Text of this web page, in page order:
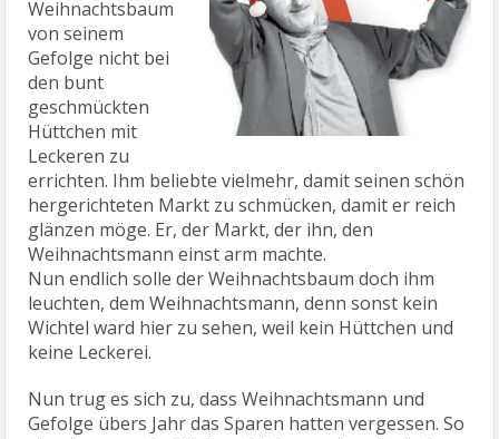
Weihnachtsbaum
von seinem
Gefolge nicht bei
den bunt
geschmückten
Hüttchen mit
Leckeren zu
errichten. Ihm beliebte vielmehr, damit seinen schön
hergerichteten Markt zu schmücken, damit er reich
glänzen möge. Er, der Markt, der ihn, den
Weihnachtsmann einst arm machte.
Nun endlich solle der Weihnachtsbaum doch ihm
leuchten, dem Weihnachtsmann, denn sonst kein
Wichtel ward hier zu sehen, weil kein Hüttchen und
keine Leckerei.
Nun trug es sich zu, dass Weihnachtsmann und
Gefolge übers Jahr das Sparen hatten vergessen. So